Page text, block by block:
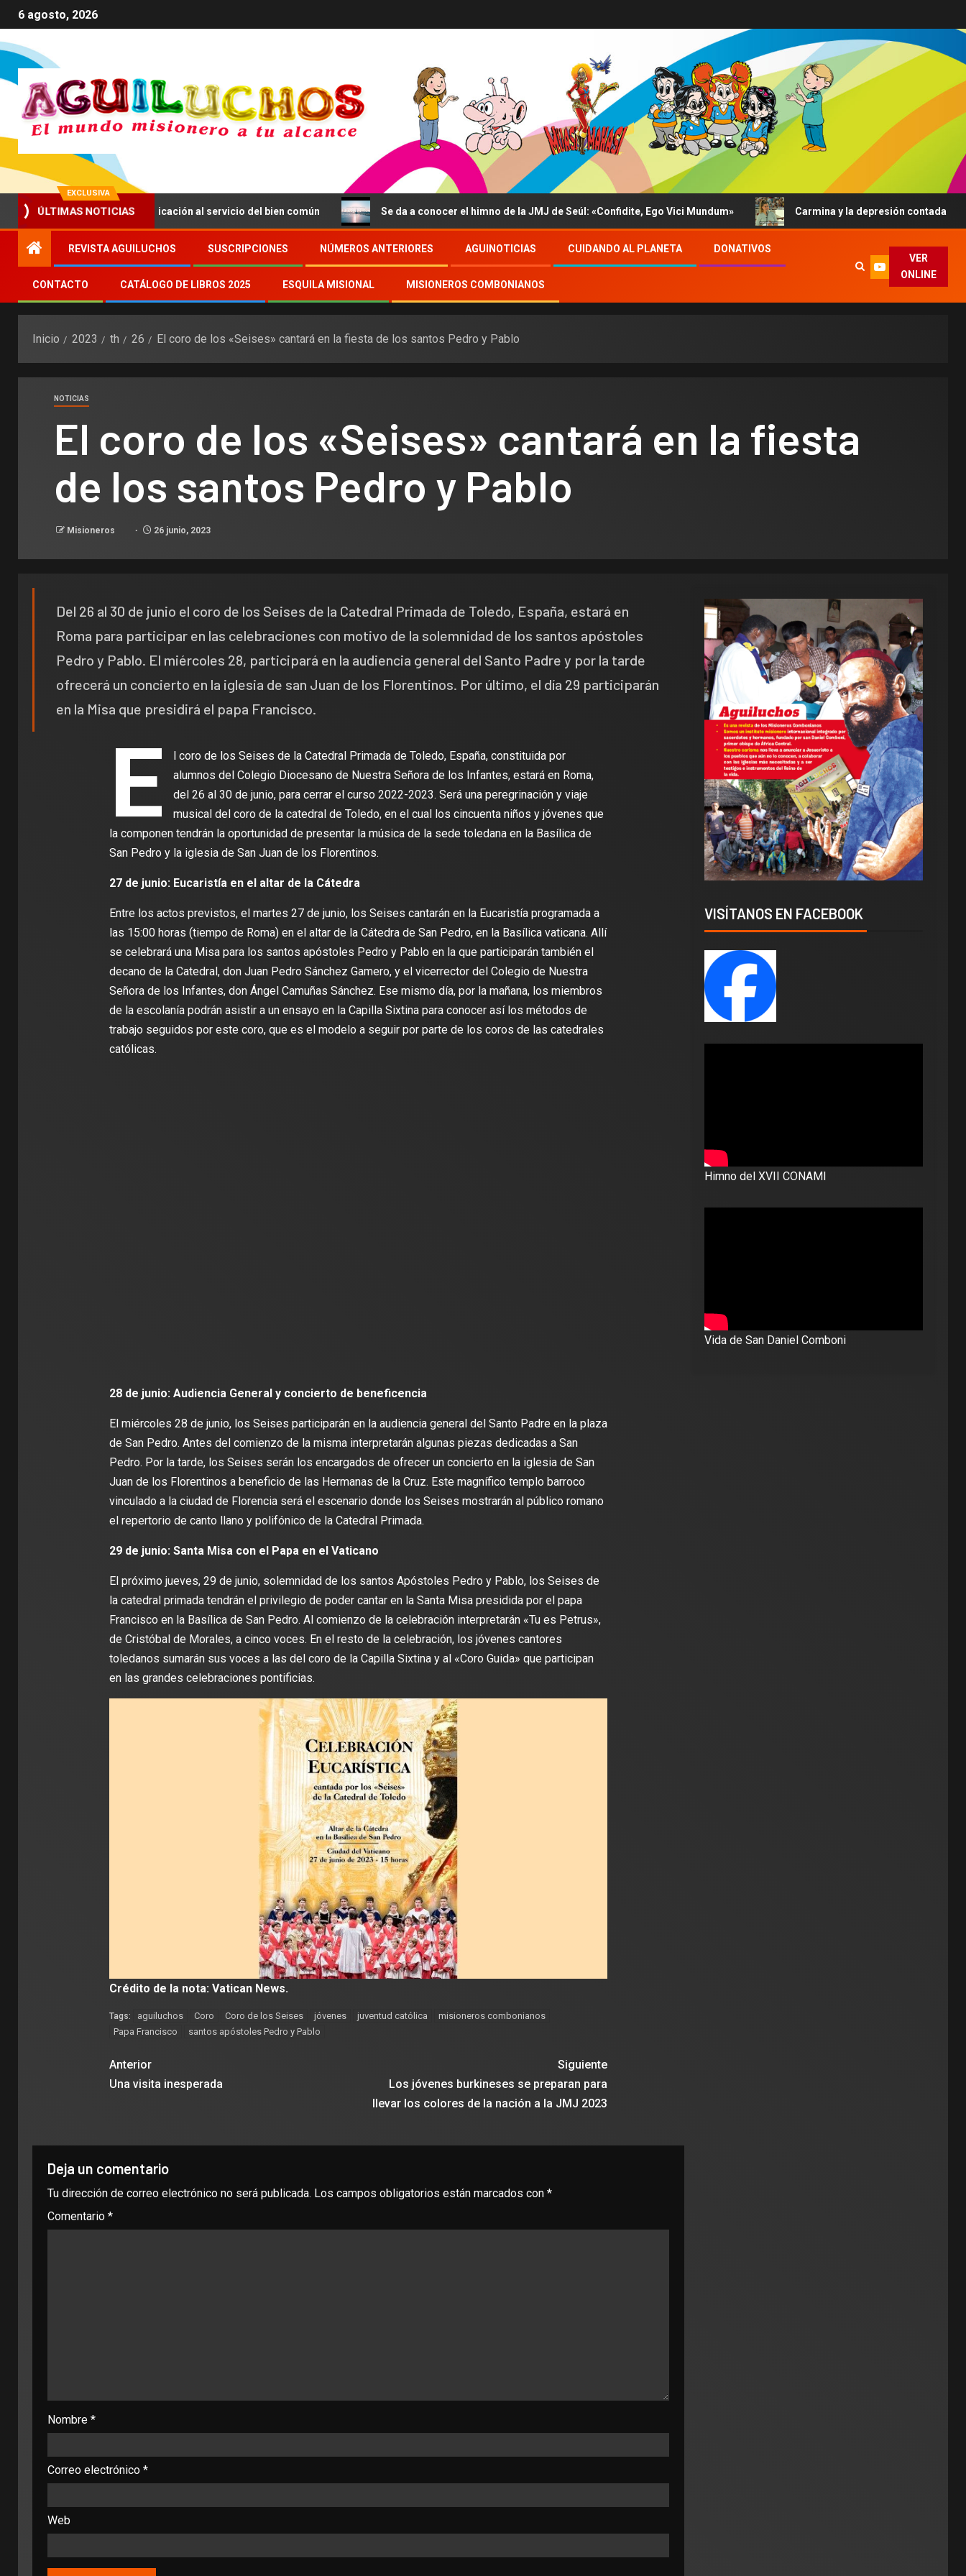
6 agosto, 2026
EXCLUSIVA
ÚLTIMAS NOTICIAS
impulsar una comunicación al servicio del bien común Se da a conocer el himno de la JMJ de Seúl: «Confidite, Ego Vici Mundum» Carmina y la depresión contada al Papa: su
REVISTA AGUILUCHOS SUSCRIPCIONES NÚMEROS ANTERIORES AGUINOTICIAS CUIDANDO AL PLANETA DONATIVOS
CONTACTO CATÁLOGO DE LIBROS 2025 ESQUILA MISIONAL MISIONEROS COMBONIANOS
VER
ONLINE
Inicio 2023 th 26 El coro de los «Seises» cantará en la fiesta de los santos Pedro y Pablo
NOTICIAS
El coro de los «Seises» cantará en la fiesta
de los santos Pedro y Pablo
Misioneros 26 junio, 2023
Del 26 al 30 de junio el coro de los Seises de la Catedral Primada de Toledo, España, estará en
Roma para participar en las celebraciones con motivo de la solemnidad de los santos apóstoles
Pedro y Pablo. El miércoles 28, participará en la audiencia general del Santo Padre y por la tarde
ofrecerá un concierto en la iglesia de san Juan de los Florentinos. Por último, el día 29 participarán
en la Misa que presidirá el papa Francisco.
E
l coro de los Seises de la Catedral Primada de Toledo, España, constituida por
alumnos del Colegio Diocesano de Nuestra Señora de los Infantes, estará en Roma,
del 26 al 30 de junio, para cerrar el curso 2022-2023. Será una peregrinación y viaje
musical del coro de la catedral de Toledo, en el cual los cincuenta niños y jóvenes que
la componen tendrán la oportunidad de presentar la música de la sede toledana en la Basílica de
San Pedro y la iglesia de San Juan de los Florentinos.
27 de junio: Eucaristía en el altar de la Cátedra
Entre los actos previstos, el martes 27 de junio, los Seises cantarán en la Eucaristía programada a
las 15:00 horas (tiempo de Roma) en el altar de la Cátedra de San Pedro, en la Basílica vaticana. Allí
se celebrará una Misa para los santos apóstoles Pedro y Pablo en la que participarán también el
decano de la Catedral, don Juan Pedro Sánchez Gamero, y el vicerrector del Colegio de Nuestra
Señora de los Infantes, don Ángel Camuñas Sánchez. Ese mismo día, por la mañana, los miembros
de la escolanía podrán asistir a un ensayo en la Capilla Sixtina para conocer así los métodos de
trabajo seguidos por este coro, que es el modelo a seguir por parte de los coros de las catedrales
católicas.
28 de junio: Audiencia General y concierto de beneficencia
El miércoles 28 de junio, los Seises participarán en la audiencia general del Santo Padre en la plaza
de San Pedro. Antes del comienzo de la misma interpretarán algunas piezas dedicadas a San
Pedro. Por la tarde, los Seises serán los encargados de ofrecer un concierto en la iglesia de San
Juan de los Florentinos a beneficio de las Hermanas de la Cruz. Este magnífico templo barroco
vinculado a la ciudad de Florencia será el escenario donde los Seises mostrarán al público romano
el repertorio de canto llano y polifónico de la Catedral Primada.
29 de junio: Santa Misa con el Papa en el Vaticano
El próximo jueves, 29 de junio, solemnidad de los santos Apóstoles Pedro y Pablo, los Seises de
la catedral primada tendrán el privilegio de poder cantar en la Santa Misa presidida por el papa
Francisco en la Basílica de San Pedro. Al comienzo de la celebración interpretarán «Tu es Petrus»,
de Cristóbal de Morales, a cinco voces. En el resto de la celebración, los jóvenes cantores
toledanos sumarán sus voces a las del coro de la Capilla Sixtina y al «Coro Guida» que participan
en las grandes celebraciones pontificias.
Crédito de la nota: Vatican News.
Tags: aguiluchos Coro Coro de los Seises jóvenes juventud católica
misioneros combonianos
Papa Francisco
santos apóstoles Pedro y Pablo
Anterior
Una visita inesperada
Siguiente
Los jóvenes burkineses se preparan para
llevar los colores de la nación a la JMJ 2023
Deja un comentario
Tu dirección de correo electrónico no será publicada. Los campos obligatorios están marcados con *
Comentario *
Nombre *
Correo electrónico *
Web
VISÍTANOS EN FACEBOOK
Himno del XVII CONAMI
Vida de San Daniel Comboni